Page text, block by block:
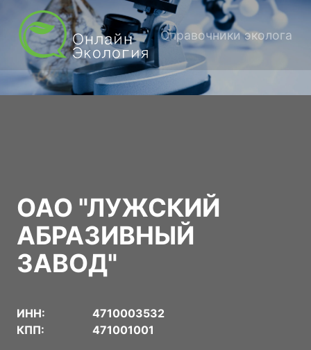
Справочники эколога
ОАО "ЛУЖСКИЙ
АБРАЗИВНЫЙ
ЗАВОД"
ИНН:
4710003532
КПП:
471001001